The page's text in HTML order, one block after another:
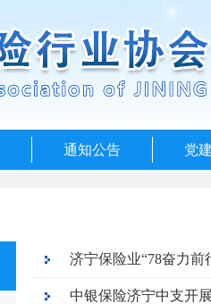
通知公告 党
济宁保险业“78奋力
中银保险济宁中支开